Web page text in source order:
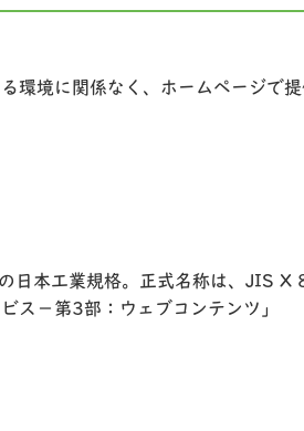
環境に関係なく、ホームページで
日本工業規格。正式名称は、JIS
ス－第3部：ウェブコンテンツ」